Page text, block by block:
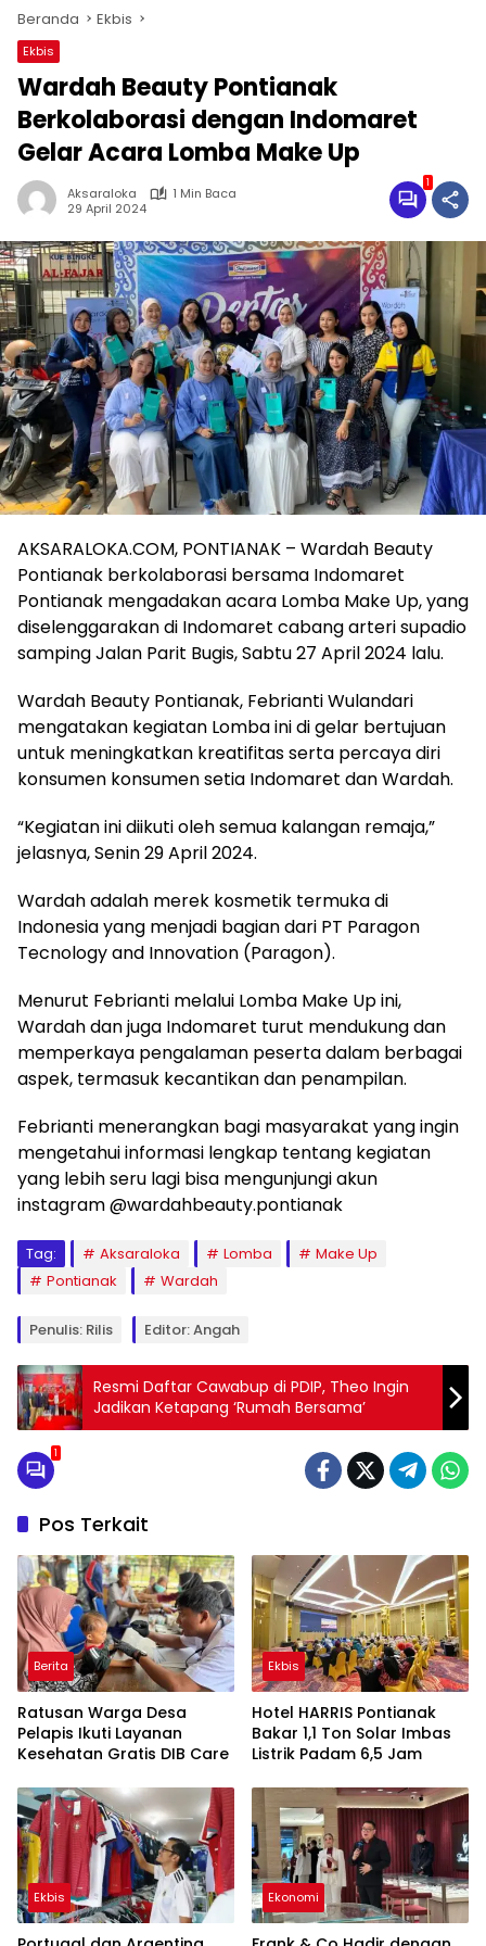
Beranda Ekbis
Ekbis
Wardah Beauty Pontianak
Berkolaborasi dengan Indomaret
Gelar Acara Lomba Make Up
Aksaraloka
1 Min Baca
29 April 2024
1
AKSARALOKA.COM, PONTIANAK – Wardah Beauty
Pontianak berkolaborasi bersama Indomaret
Pontianak mengadakan acara Lomba Make Up, yang
diselenggarakan di Indomaret cabang arteri supadio
samping Jalan Parit Bugis, Sabtu 27 April 2024 lalu.
Wardah Beauty Pontianak, Febrianti Wulandari
mengatakan kegiatan Lomba ini di gelar bertujuan
untuk meningkatkan kreatifitas serta percaya diri
konsumen konsumen setia Indomaret dan Wardah.
“Kegiatan ini diikuti oleh semua kalangan remaja,”
jelasnya, Senin 29 April 2024.
Wardah adalah merek kosmetik termuka di
Indonesia yang menjadi bagian dari PT Paragon
Tecnology and Innovation (Paragon).
Menurut Febrianti melalui Lomba Make Up ini,
Wardah dan juga Indomaret turut mendukung dan
memperkaya pengalaman peserta dalam berbagai
aspek, termasuk kecantikan dan penampilan.
Febrianti menerangkan bagi masyarakat yang ingin
mengetahui informasi lengkap tentang kegiatan
yang lebih seru lagi bisa mengunjungi akun
instagram @wardahbeauty.pontianak
Tag: Aksaraloka Lomba
Make Up
Pontianak
Wardah
Penulis: Rilis Editor: Angah
Resmi Daftar Cawabup di PDIP, Theo Ingin
Jadikan Ketapang ‘Rumah Bersama’
1
Pos Terkait
Berita
Ratusan Warga Desa
Pelapis Ikuti Layanan
Kesehatan Gratis DIB Care
Ekbis
Hotel HARRIS Pontianak
Bakar 1,1 Ton Solar Imbas
Listrik Padam 6,5 Jam
Ekbis Ekonomi